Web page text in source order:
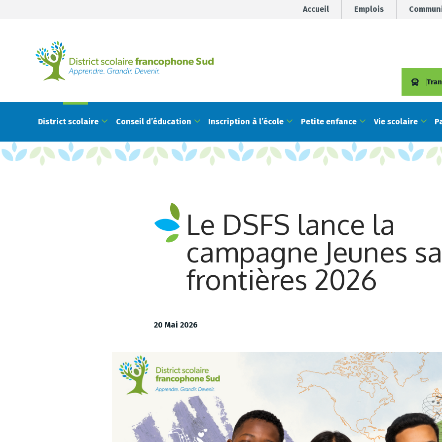
Accueil Emplois
District scolaire Conseil d’éducation Inscription à l’école Petite enfance Vie scolaire
Le DSFS lance la
campagne Jeunes
frontières 2026
20 Mai 2026